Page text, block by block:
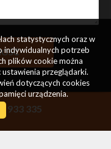
933 335
statystycznych oraz w
indywidualnych potrzeb
plików cookie można
przeglądarki.
dotyczących cookies
urządzenia.